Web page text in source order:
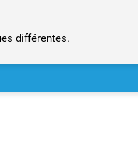
différentes.